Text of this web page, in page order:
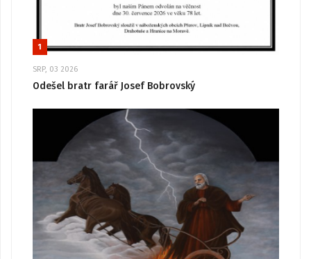
1
SRP, 03 2026
Odešel bratr farář Josef Bobrovský